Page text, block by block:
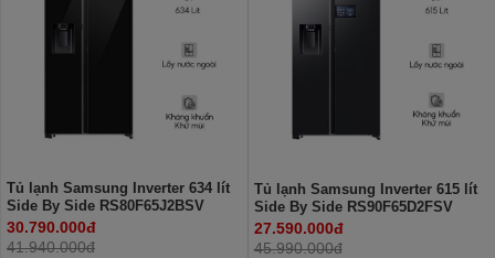
Tủ lạnh Samsung Inverter 634 lít
Side By Side RS80F65J2BSV
30.790.000đ
41.940.000đ
Tủ lạnh Samsung Inverter 615 lít
Side By Side RS90F65D2FSV
27.590.000đ
45.990.000đ